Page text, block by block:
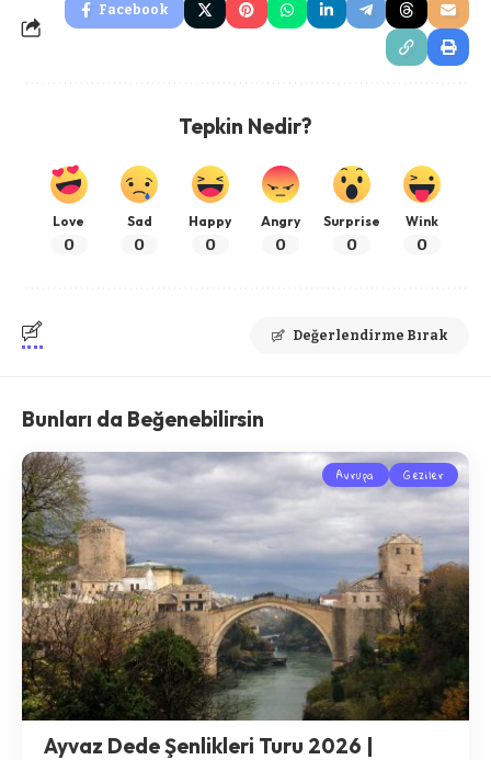
Facebook
Tepkin Nedir?
Love
0
Sad
0
Happy
0
Angry
0
Surprise
0
Wink
0
Değerlendirme Bırak
Bunları da Beğenebilirsin
Avrupa Geziler
Ayvaz Dede Şenlikleri Turu 2026 |